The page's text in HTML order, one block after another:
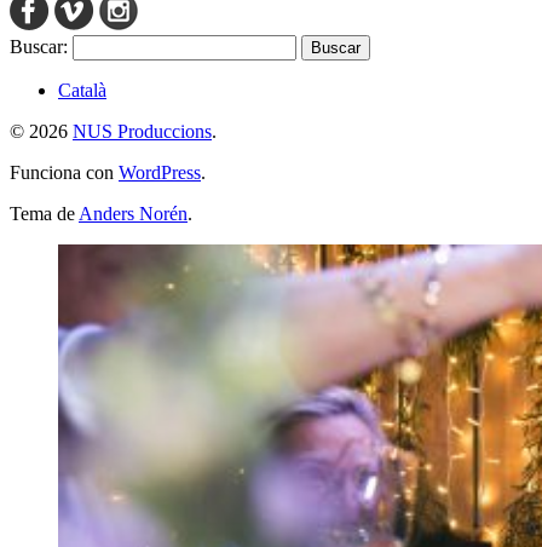
Buscar:
Català
© 2026 NUS Produccions.
Funciona con WordPress.
Tema de Anders Norén.